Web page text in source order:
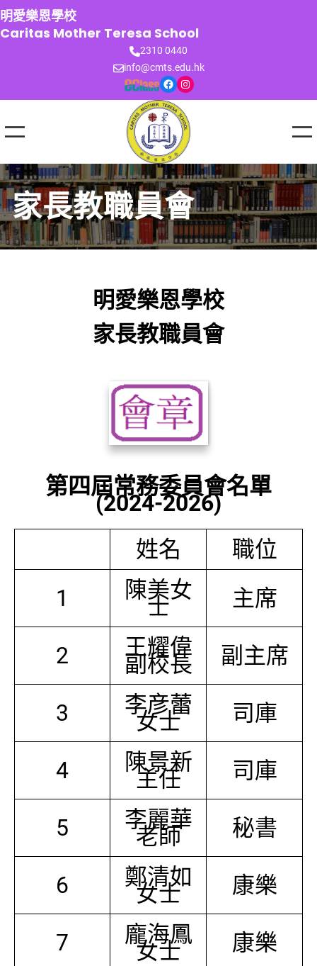
跳
至
主
明愛樂恩學校
Caritas Mother Teresa School
2310 0440
info@cmts.edu.hk
Facebook Instagram
家長教職員會
明愛樂恩學校
家長教職員會
第四屆常務委員會名單
(2024-2026)
姓名
職位
1
陳美女
士 主席
2 王耀偉
副校長 副主席
3 李彦蕾
女士 司庫
4 陳景新
主任 司庫
5 李麗華
老師 秘書
6 鄭清如
女士 康樂
7 龐海鳳
女士 康樂